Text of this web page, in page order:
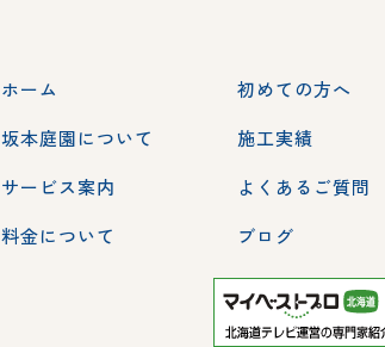
ホーム
坂本庭園について
サービス案内
料金について
初めての方へ
施工実績
よくあるご質問
ブログ